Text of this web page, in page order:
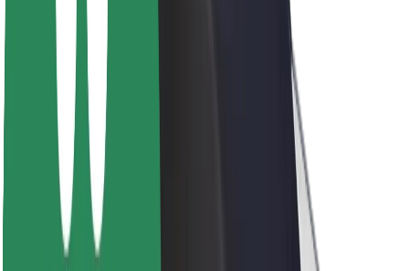
Trajnost pri Boltu
Projekt Zero
Novinarsko središče
Smernice blagovne znamke
Poslanstvo
Odnosi z vlagatelji
Vodstvo
Blagovna znamka